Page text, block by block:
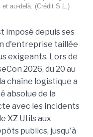
au-delà. (Crédit S.L.)
imposé depuis ses
d'entreprise taillée
exigeants. Lors de
2026, du 20 au
chaîne logistique a
absolue de la
avec les incidents
XZ Utils aux
publics, jusqu'à